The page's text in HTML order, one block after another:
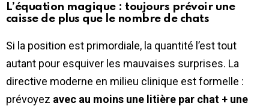
L’équation magique : toujours prévoir une
caisse de plus que le nombre de chats
Si la position est primordiale, la quantité l’est tout
autant pour esquiver les mauvaises surprises. La
directive moderne en milieu clinique est formelle :
prévoyez avec au moins une litière par chat + une